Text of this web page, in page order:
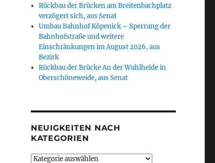
Rückbau der Brücken am Breitenbachplatz
verzögert sich, aus Senat
Umbau Bahnhof Köpenick – Sperrung der
Bahnhofstraße und weitere
Einschränkungen im August 2026, aus
Bezirk
Rückbau der Brücke An der Wuhlheide in
Oberschöneweide, aus Senat
NEUIGKEITEN NACH
KATEGORIEN
Neuigkeiten